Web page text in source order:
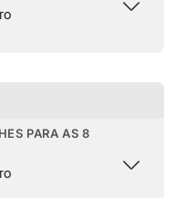
PARA AS 8